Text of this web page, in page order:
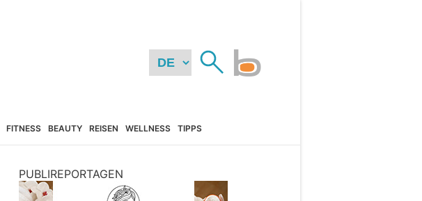
FITNESS BEAUTY REISEN WELLNESS TIPPS
PUBLIREPORTAGEN